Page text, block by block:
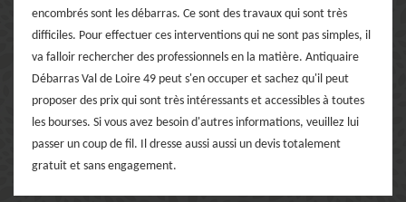
encombrés sont les débarras. Ce sont des travaux qui sont très
difficiles. Pour effectuer ces interventions qui ne sont pas simples, il
va falloir rechercher des professionnels en la matière. Antiquaire
Débarras Val de Loire 49 peut s'en occuper et sachez qu'il peut
proposer des prix qui sont très intéressants et accessibles à toutes
les bourses. Si vous avez besoin d'autres informations, veuillez lui
passer un coup de fil. Il dresse aussi aussi un devis totalement
gratuit et sans engagement.